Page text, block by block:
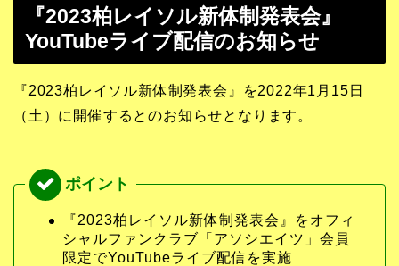
『2023柏レイソル新体制発表会』
YouTubeライブ配信のお知らせ
『2023柏レイソル新体制発表会』を2022年1月15日
（土）に開催するとのお知らせとなります。
『2023柏レイソル新体制発表会』をオフィ
シャルファンクラブ「アソシエイツ」会員
限定でYouTubeライブ配信を実施